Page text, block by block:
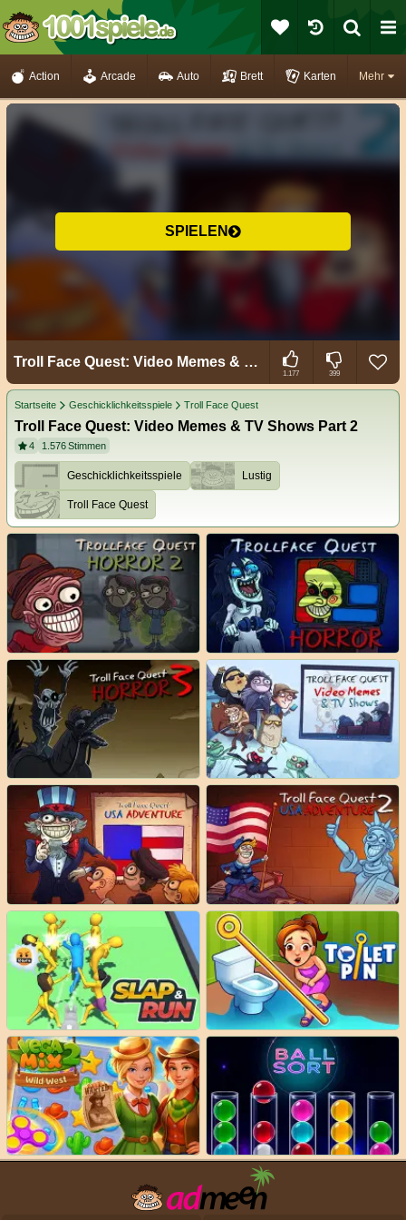
Mehr
Action Arcade Auto Brett Karten
SPIELEN
Troll Face Quest: Video Memes & TV Shows Part 2
1.177 399
Startseite Geschicklichkeitsspiele Troll Face Quest
Troll Face Quest: Video Memes & TV Shows Part 2
4 1.576Stimmen
Geschicklichkeitsspiele Lustig
Troll Face Quest